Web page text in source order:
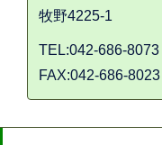
牧野4225-1
TEL:042-686-8073
FAX:042-686-8023